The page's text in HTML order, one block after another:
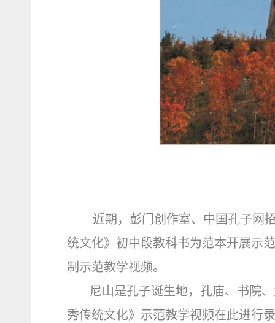
近期，彭门创作室、中国孔子网
统文化》初中段教科书为范本开展
制示范教学视频。
尼山是孔子诞生地，孔庙、书院
秀传统文化》示范教学视频在此进行